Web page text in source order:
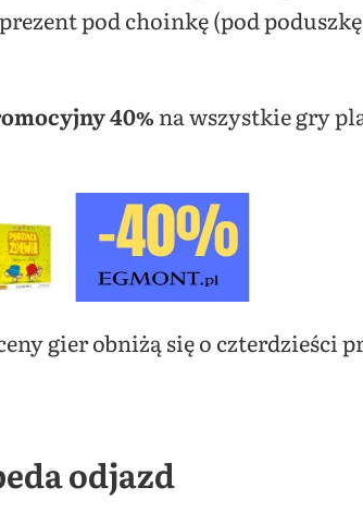
pod choinkę (pod
40% na wszystkie gry
gier obniżą się o czterdzieści
odjazd